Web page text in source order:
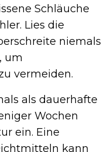
Schläuche
Lies die
niemals
um
vermeiden.
als dauerhafte
Wochen
ein. Eine
kann